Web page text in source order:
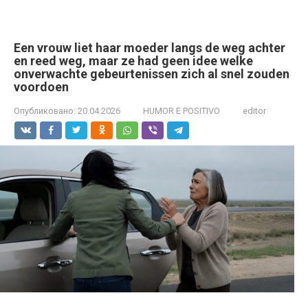
Een vrouw liet haar moeder langs de weg achter
en reed weg, maar ze had geen idee welke
onverwachte gebeurtenissen zich al snel zouden
voordoen
Опубликовано: 20.04.2026 HUMOR E POSITIVO editor